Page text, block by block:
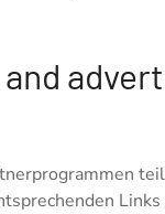
Links